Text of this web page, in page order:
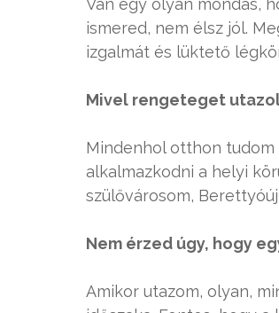
Van egy olyan mondás,
ismered, nem élsz jól.
izgalmát és lüktető
Mivel rengeteget
Mindenhol otthon tudom
alkalmazkodni a helyi
szülővárosom,
Nem érzed úgy, hogy
Amikor utazom, olyan,